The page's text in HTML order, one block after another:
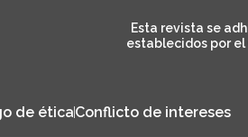
Esta revista se
establecidos por el
de éticaConflicto de intereses